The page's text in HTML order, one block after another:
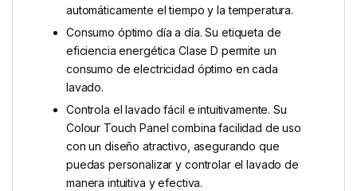
automáticamente el tiempo y la temperatura.
Consumo óptimo día a día. Su etiqueta de
eficiencia energética Clase D permite un
consumo de electricidad óptimo en cada
lavado.
Controla el lavado fácil e intuitivamente. Su
Colour Touch Panel combina facilidad de uso
con un diseño atractivo, asegurando que
puedas personalizar y controlar el lavado de
manera intuitiva y efectiva.